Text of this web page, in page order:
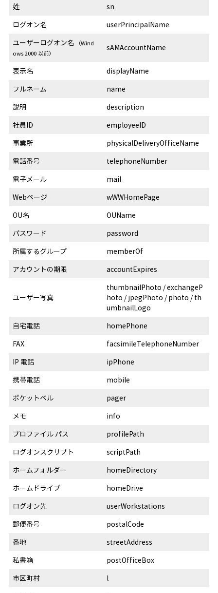
姓
sn
ログオン名
userPrincipalName
ユーザーログオン名
（Wind
ows 2000 以前）
sAMAccountName
表示名
displayName
フルネーム
name
説明
description
社員ID
employeeID
事業所
physicalDeliveryOfficeName
電話番号
telephoneNumber
電子メール
mail
Webページ
wWWHomePage
OU名
OUName
パスワード
password
所属するグループ
memberOf
アカウントの期限
accountExpires
ユーザー写真
thumbnailPhoto / exchangeP
hoto / jpegPhoto / photo / th
umbnailLogo
自宅電話
homePhone
FAX
facsimileTelephoneNumber
IP 電話
ipPhone
携帯電話
mobile
ポケットベル
pager
メモ
info
プロファイル パス
profilePath
ログオンスクリプト
scriptPath
ホームフォルダー
homeDirectory
ホームドライブ
homeDrive
ログオン先
userWorkstations
郵便番号
postalCode
番地
streetAddress
私書箱
postOfficeBox
市区町村
l